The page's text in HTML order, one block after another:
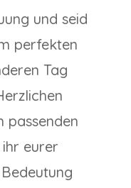
und seid
perfekten
Tag
passenden
eurer